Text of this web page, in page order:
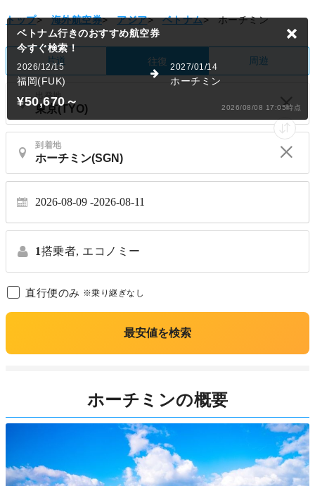
トップ> 海外航空券> アジア> ベトナム> ホーチミン
片道 往復 周遊
出発地
到着地
2026-08-09 2026-08-11
1搭乗者, エコノミー
直行便のみ ※乗り継ぎなし
最安値を検索
ベトナム行きのおすすめ航空券
今すぐ検索！
2026/12/15
福岡(FUK)
2027/01/14
ホーチミン
¥50,670～ 2026/08/08 17:05時点
ホーチミンの概要